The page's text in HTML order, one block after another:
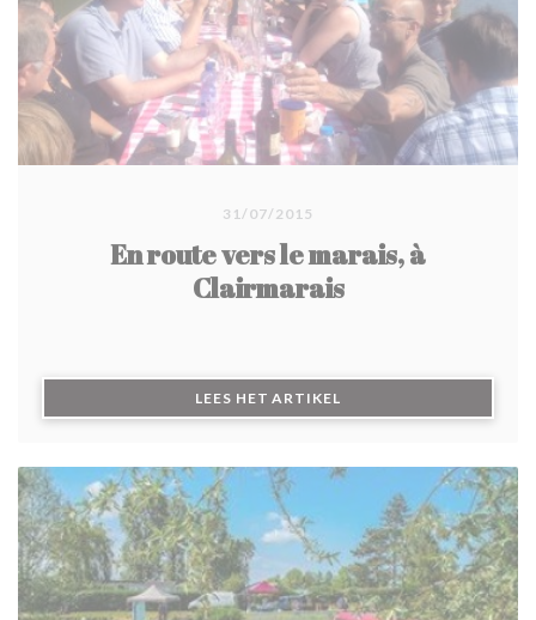
31/07/2015
En route vers le marais, à
Clairmarais
LEES HET ARTIKEL((OPENT IN EEN NIEUW